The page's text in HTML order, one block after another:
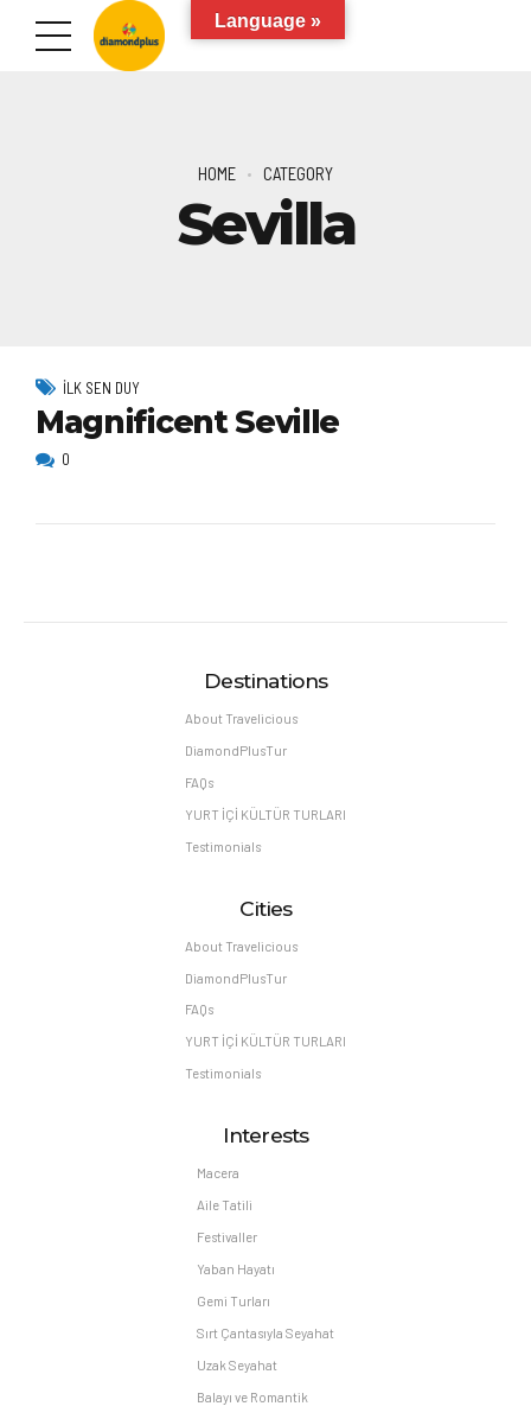
HOME CATEGORY
Sevilla
İLK SEN DUY
Magnificent Seville
0
Destinations
About Travelicious
DiamondPlusTur
FAQs
YURT İÇİ KÜLTÜR TURLARI
Testimonials
Cities
About Travelicious
DiamondPlusTur
FAQs
YURT İÇİ KÜLTÜR TURLARI
Testimonials
Interests
Macera
Aile Tatili
Festivaller
Yaban Hayatı
Gemi Turları
Sırt Çantasıyla Seyahat
Uzak Seyahat
Balayı ve Romantik
Language »